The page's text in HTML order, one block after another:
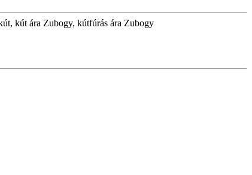
kút ára Zubogy, kútfúrás ára Zubogy